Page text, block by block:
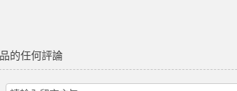
的任何評論